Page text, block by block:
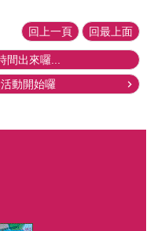
回上一頁 回最上面
間出來囉...
動開始囉